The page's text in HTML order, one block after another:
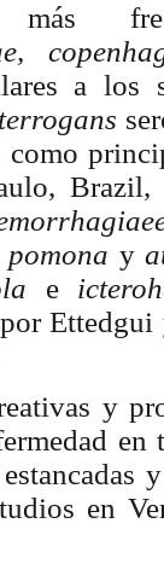
a los
como
pomona y
e
y
en